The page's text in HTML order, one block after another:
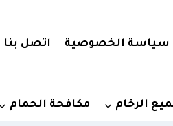
سياسة الخصوصية اتصل بنا
الرخام مكافحة الحمام